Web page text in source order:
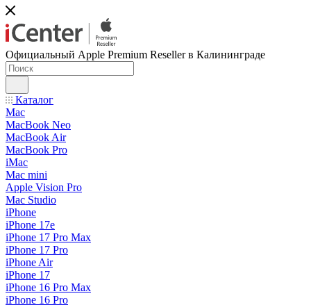
Официальный Apple Premium Reseller в Калининграде
Каталог
Mac
MacBook Neo
MacBook Air
MacBook Pro
iMac
Mac mini
Apple Vision Pro
Mac Studio
iPhone
iPhone 17e
iPhone 17 Pro Max
iPhone 17 Pro
iPhone Air
iPhone 17
iPhone 16 Pro Max
iPhone 16 Pro